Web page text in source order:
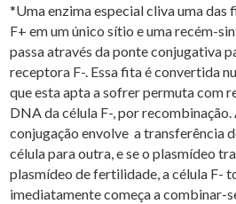
*Uma enzima especial cliva uma
F+ em um único sítio e uma recém-
passa através da ponte conjugativa
receptora F-. Essa fita é convertida
que esta apta a sofrer permuta com
DNA da célula F-, por
conjugação envolve a transferência
célula para outra, e se o plasmídeo
plasmídeo de fertilidade, a célula F-
imediatamente começa a combinar-